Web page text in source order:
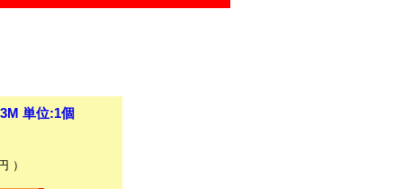
単位:1個
）